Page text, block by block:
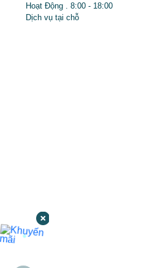
Hoạt Động . 8:00 - 18:00
Dịch vụ tại chỗ